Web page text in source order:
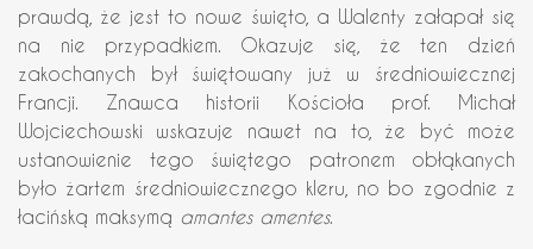
prawdą, że jest to nowe święto, a Walenty załapał się
na nie przypadkiem. Okazuje się, że ten dzień
zakochanych był świętowany już w średniowiecznej
Francji. Znawca historii Kościoła prof. Michał
Wojciechowski wskazuje nawet na to, że być może
ustanowienie tego świętego patronem obłąkanych
było żartem średniowiecznego kleru, no bo zgodnie z
łacińską maksymą amantes amentes.